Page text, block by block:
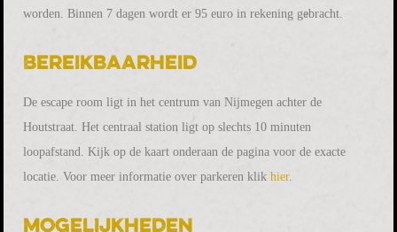
worden. Binnen 7 dagen wordt er 95 euro in rekening gebracht.
Bereikbaarheid
De escape room ligt in het centrum van Nijmegen achter de
Houtstraat. Het centraal station ligt op slechts 10 minuten
loopafstand. Kijk op de kaart onderaan de pagina voor de exacte
locatie. Voor meer informatie over parkeren klikhier.
Mogelijkheden